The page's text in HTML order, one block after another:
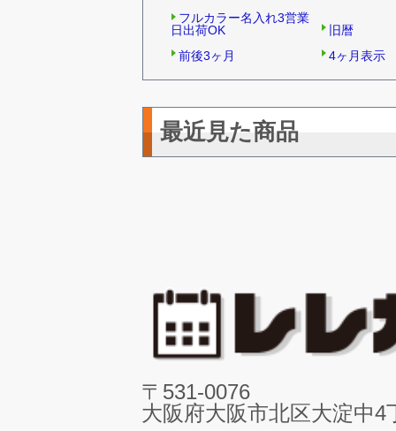
フルカラー名入れ3営業
日出荷OK
旧暦
前後3ヶ月
4ヶ月表示
最近見た商品
〒531-0076
大阪府大阪市北区大淀中4